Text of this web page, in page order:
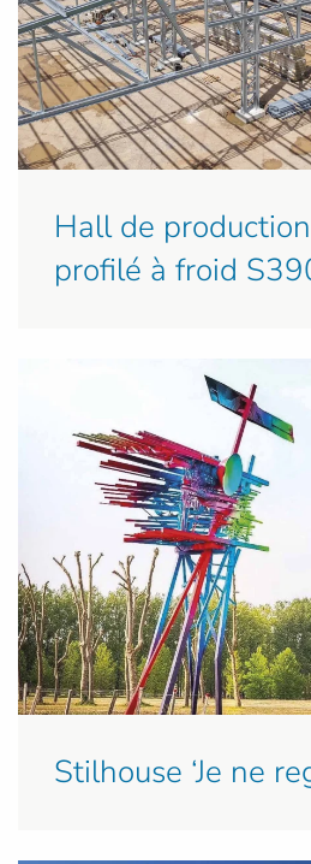
Hall de
profilé à froid
Stilhouse ‘Je ne